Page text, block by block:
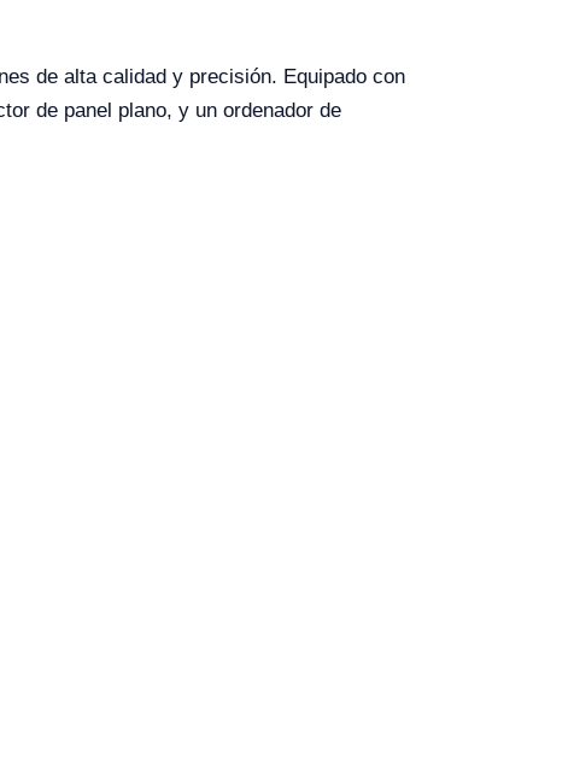
de alta calidad y precisión. Equipado con
de panel plano, y un ordenador de